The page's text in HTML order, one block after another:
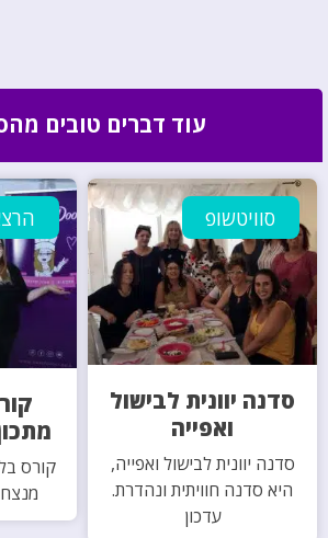
עוד דברים טובים
סוויטשופ
סדנה יוונית לבישול
ואפייה
סדנה יוונית לבישול ואפייה,
היא סדנה חוויתית ונהדרת.
עדכון
קורס
מנצח